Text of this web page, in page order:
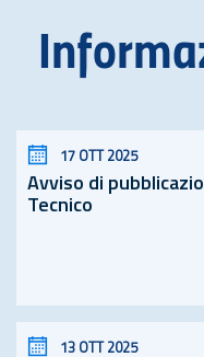
17 OTT 2025
Avviso di
Tecnico
13 OTT 2025